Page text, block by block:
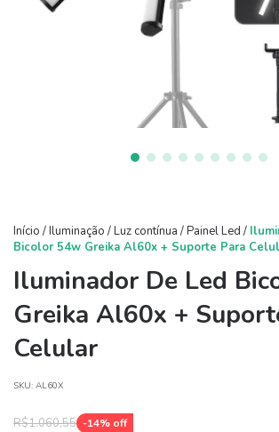
Início /Iluminação /Luz contínua /Painel Led /
Bicolor 54w Greika Al60x + Suporte Para
Iluminador De Led
Greika Al60x +
Celular
SKU: AL60X
R$1.060,55 -14% off